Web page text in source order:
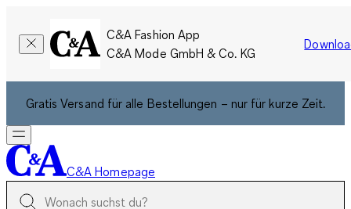
C&A Fashion App
C&A Mode GmbH & Co. KG
Gratis Versand für alle Bestellungen – nur für kurze Zeit.
C&A Homepage